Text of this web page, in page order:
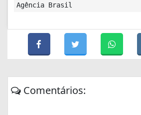
Agência Brasil
Comentários: